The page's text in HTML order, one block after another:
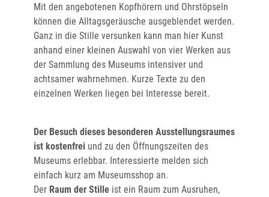
Mit den angebotenen Kopfhörern und Ohrstöpseln
können die Alltagsgeräusche ausgeblendet werden.
Ganz in die Stille versunken kann man hier Kunst
anhand einer kleinen Auswahl von vier Werken aus
der Sammlung des Museums intensiver und
achtsamer wahrnehmen. Kurze Texte zu den
einzelnen Werken liegen bei Interesse bereit.
Der Besuch dieses besonderen Ausstellungsraumes
ist kostenfrei und zu den Öffnungszeiten des
Museums erlebbar. Interessierte melden sich
einfach kurz am Museumsshop an.
Der Raum der Stille ist ein Raum zum Ausruhen,